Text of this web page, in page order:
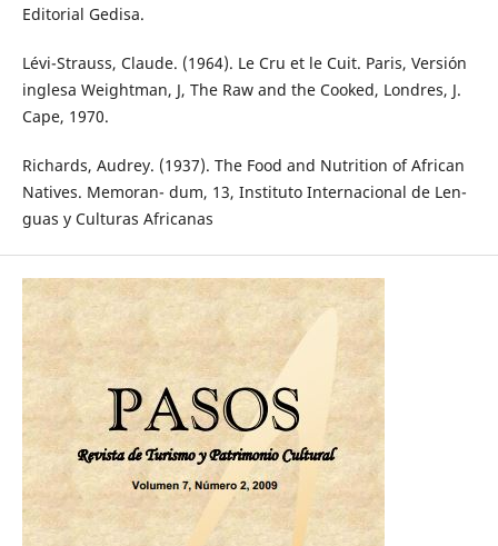
Editorial Gedisa.
Lévi-Strauss, Claude. (1964). Le Cru et le Cuit. Paris, Versión
inglesa Weightman, J, The Raw and the Cooked, Londres, J.
Cape, 1970.
Richards, Audrey. (1937). The Food and Nutrition of African
Natives. Memoran- dum, 13, Instituto Internacional de Len-
guas y Culturas Africanas